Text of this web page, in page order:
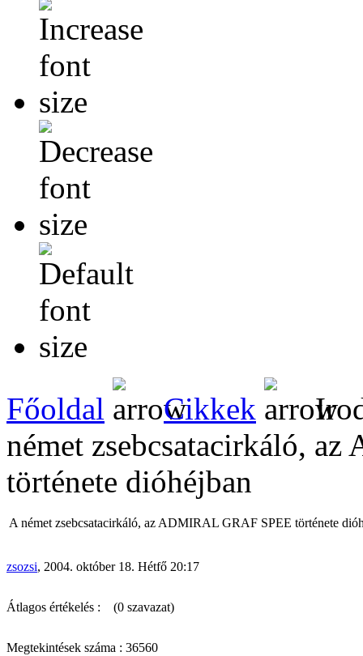
Főoldal Cikkek
német zsebcsatacirkáló,
története dióhéjban
A német zsebcsatacirkáló, az ADMIRAL GRAF SPEE története
zsozsi, 2004. október 18. Hétfő 20:17
Átlagos értékelés : (0 szavazat)
Megtekintések száma : 36560